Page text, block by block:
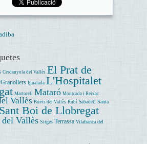
Cerdanyola del Vallès El Prat de
Granollers Igualada L'Hospitalet
Martorell Mataró Montcada i Reixac
Vallès Parets del Vallès Rubí Sabadell Santa
Sant Boi de Llobregat
Vallès Sitges Terrassa Vilafranca del